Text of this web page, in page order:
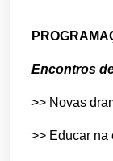
Encontros
>> Novas
>> Educar na